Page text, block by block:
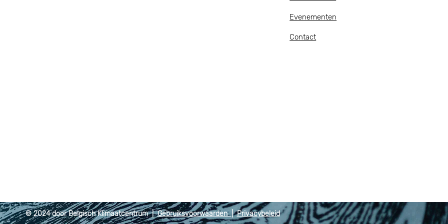
Evenementen
Contact
© 2024 door Belgisch Klimaatcentrum |Gebruiksvoorwaarden|Privacybeleid